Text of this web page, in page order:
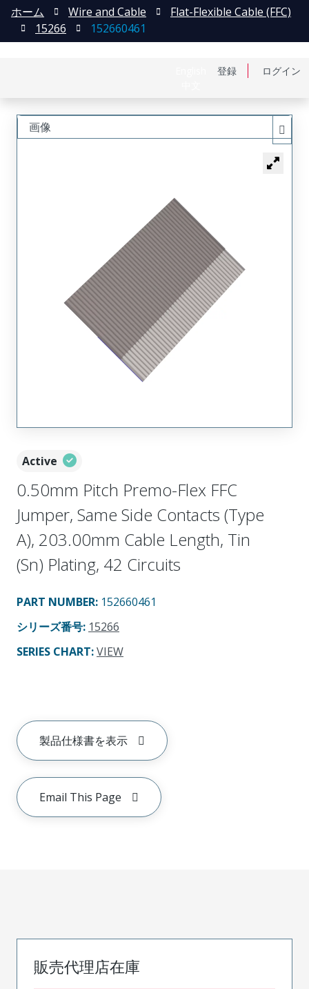
登録 ログイン
ホーム Wire and Cable
Flat-Flexible Cable (FFC)
15266
152660461
Active
0.50mm Pitch Premo-Flex FFC
Jumper, Same Side Contacts (Type
A), 203.00mm Cable Length, Tin
(Sn) Plating, 42 Circuits
PART NUMBER: 152660461
シリーズ番号: 15266
SERIES CHART:VIEW
製品仕様書を表示
Email This Page
画像
販売代理店在庫